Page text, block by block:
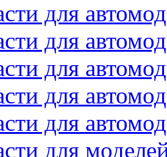
для
для
для
для
для
для